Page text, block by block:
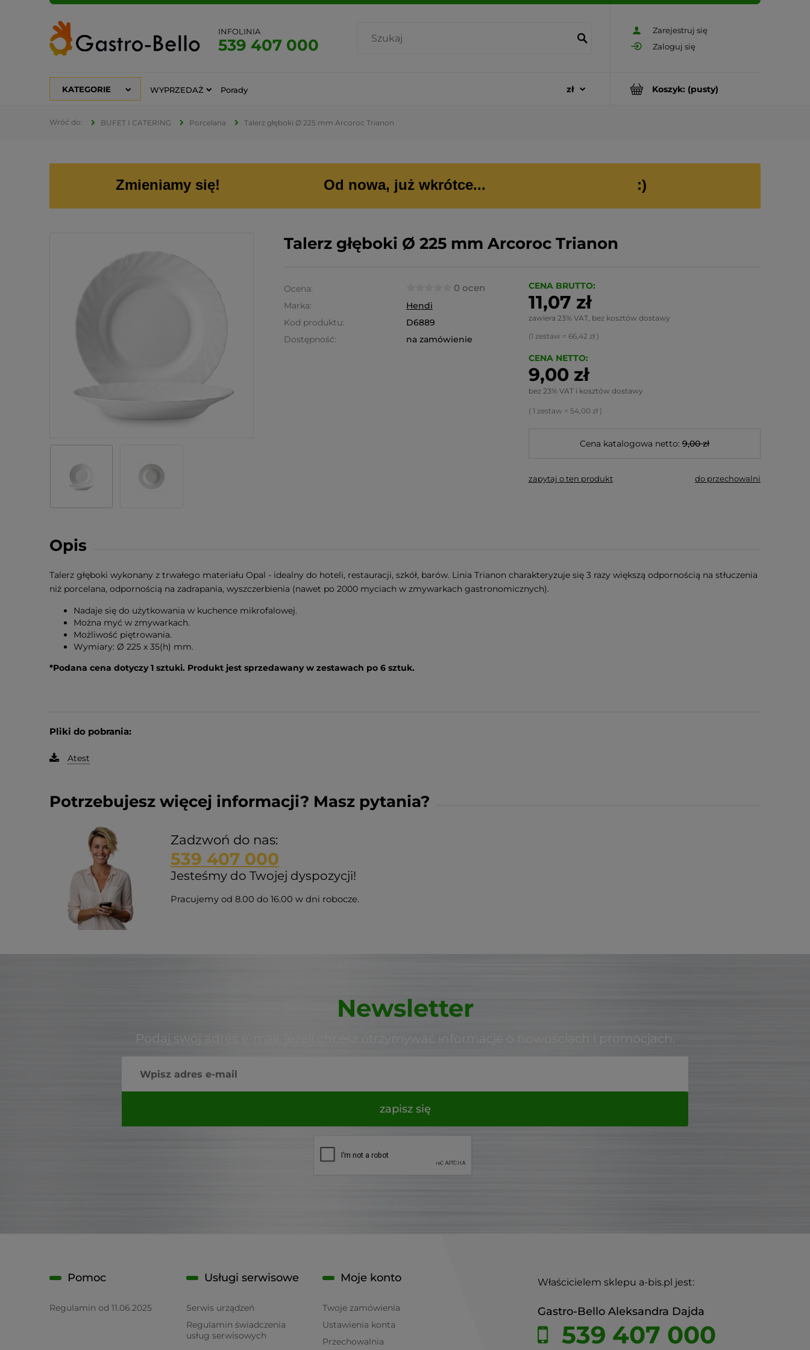
Zarejestruj się
Zaloguj się
INFOLINIA
539 407 000
Koszyk: (pusty)
KATEGORIE WYPRZEDAŻ Porady
BUFET I CATERING Porcelana Talerz głęboki Ø 225 mm Arcoroc Trianon
Zmieniamy się! Od nowa, już wkrótce... :)
Talerz głęboki Ø 225 mm Arcoroc Trianon
Ocena: 0 ocen
Marka:
Hendi
Kod produktu:
D6889
Dostępność:
na zamówienie
CENA BRUTTO:
11,07 zł
zawiera 23% VAT, bez kosztów dostawy
(1 zestaw = 66,42 zł )
CENA NETTO:
9,00 zł
bez 23% VAT i kosztów dostawy
( 1 zestaw = 54,00 zł )
Cena katalogowa netto: 9,00 zł
zapytaj o ten produkt do przechowalni
Opis
Talerz głęboki wykonany z trwałego materiału Opal - idealny do hoteli, restauracji, szkół, barów. Linia Trianon charakteryzuje się 3 razy większą odpornością na stłuczenia
niż porcelana, odpornością na zadrapania, wyszczerbienia (nawet po 2000 myciach w zmywarkach gastronomicznych).
Nadaje się do użytkowania w kuchence mikrofalowej.
Można myć w zmywarkach.
Możliwość piętrowania.
Wymiary: Ø 225 x 35(h) mm.
*Podana cena dotyczy 1 sztuki. Produkt jest sprzedawany w zestawach po 6 sztuk.
Pliki do pobrania:
Atest
Potrzebujesz więcej informacji? Masz pytania?
Zadzwoń do nas:
539 407 000
Jesteśmy do Twojej dyspozycji!
Pracujemy od 8.00 do 16.00 w dni robocze.
Newsletter
Podaj swój adres e-mail, jeżeli chcesz otrzymywać informacje o nowościach i promocjach.
zapisz się
Właścicielem sklepu a-bis.pl jest:
Gastro-Bello Aleksandra Dajda
539 407 000
Pomoc
Regulamin od 11.06.2025
Usługi serwisowe
Serwis urządzeń
Regulamin świadczenia
usług serwisowych
Moje konto
Twoje zamówienia
Ustawienia konta
Przechowalnia